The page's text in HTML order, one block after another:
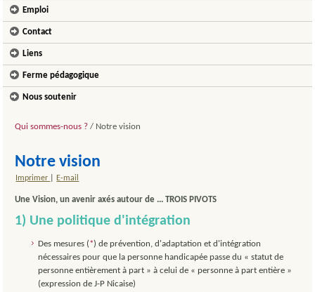
Emploi
Contact
Liens
Ferme pédagogique
Nous soutenir
Qui sommes-nous ? / Notre vision
Notre vision
Imprimer |E-mail
Une Vision, un avenir axés autour de ... TROIS PIVOTS
1) Une politique d'intégration
Des mesures (*) de prévention, d'adaptation et d'intégration
nécessaires pour que la personne handicapée passe du « statut de
personne entièrement à part » à celui de « personne à part entière »
(expression de J-P Nicaise)